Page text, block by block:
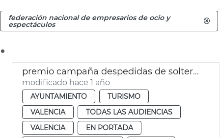
federación nacional de empresarios de ocio y
espectáculos
.
premio campaña despedidas de soltero valència
modificado hace 1 año
AYUNTAMIENTO
TURISMO
VALENCIA
TODAS LAS AUDIENCIAS
VALENCIA
EN PORTADA